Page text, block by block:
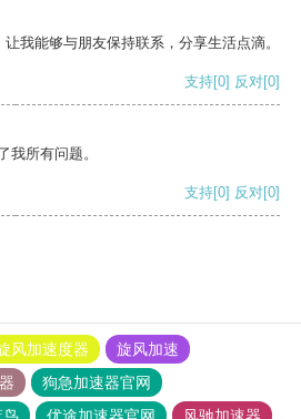
我能够与朋友保持联系，分享生活点滴。
支持[0] 反对[0]
我所有问题。
支持[0] 反对[0]
风加速度器
旋风加速
狗急加速器官网